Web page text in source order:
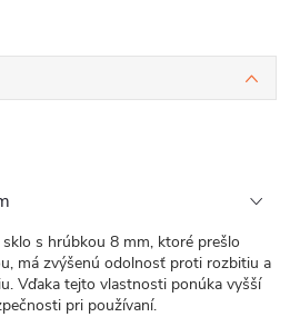
s hrúbkou 8 mm, ktoré prešlo
má zvýšenú odolnosť proti rozbitiu a
Vďaka tejto vlastnosti ponúka vyšší
pri používaní.